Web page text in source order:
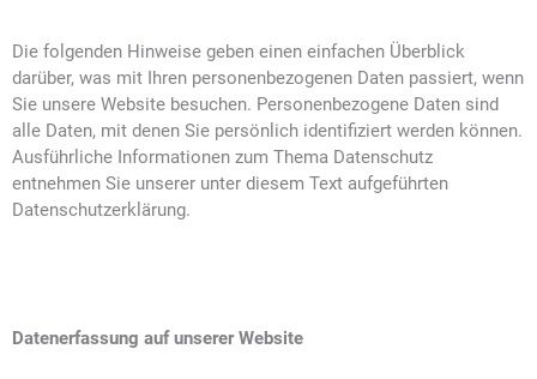
Die folgenden Hinweise geben einen einfachen Überblick
darüber, was mit Ihren personenbezogenen Daten passiert, wenn
Sie unsere Website besuchen. Personenbezogene Daten sind
alle Daten, mit denen Sie persönlich identifiziert werden können.
Ausführliche Informationen zum Thema Datenschutz
entnehmen Sie unserer unter diesem Text aufgeführten
Datenschutzerklärung.
Datenerfassung auf unserer Website